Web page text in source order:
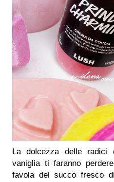
La dolcezza delle radici
vaniglia ti faranno
favola del succo fresco